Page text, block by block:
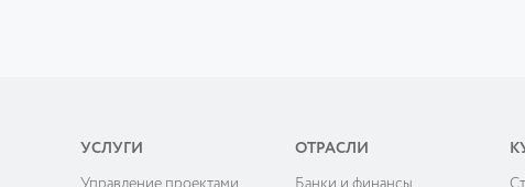
УСЛУГИ
Управление проектами
ОТРАСЛИ
Банки и финансы